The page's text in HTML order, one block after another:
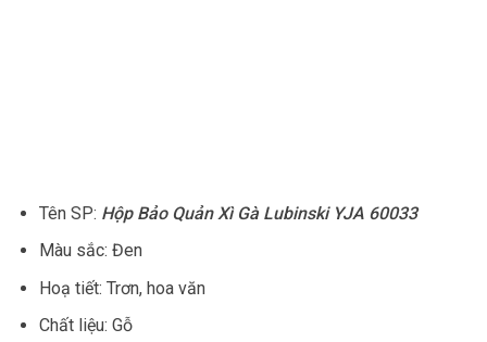
Tên SP: Hộp Bảo Quản Xì Gà Lubinski YJA 60033
Màu sắc: Đen
Hoạ tiết: Trơn, hoa văn
Chất liệu: Gỗ